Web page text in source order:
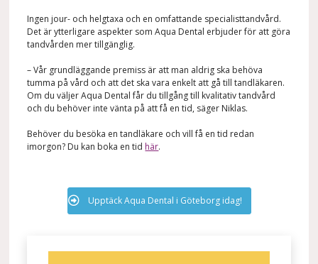
Ingen jour- och helgtaxa och en omfattande specialisttandvård.
Det är ytterligare aspekter som Aqua Dental erbjuder för att göra
tandvården mer tillgänglig.
– Vår grundläggande premiss är att man aldrig ska behöva
tumma på vård och att det ska vara enkelt att gå till tandläkaren.
Om du väljer Aqua Dental får du tillgång till kvalitativ tandvård
och du behöver inte vänta på att få en tid, säger Niklas.
Behöver du besöka en tandläkare och vill få en tid redan
imorgon? Du kan boka en tid här.
Upptäck Aqua Dental i Göteborg idag!